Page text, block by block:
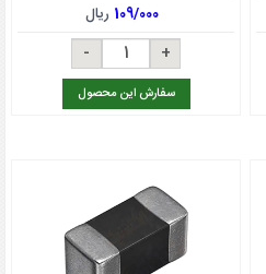
109/000 ریال
سفارش این محصول